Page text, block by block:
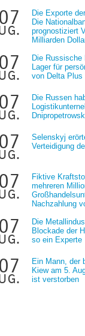
07
Die Exporte
Die
prognostiziert
Milliarden
07
Die Russische
Lager für
von Delta Plus
07
Die Russen
07
Selenskyj
Verteidigung
07
Fiktive
mehreren
Nachzahlung
07
Die
Blockade der
so ein Experte
07
Ein Mann, der
Kiew am 5.
ist verstorben